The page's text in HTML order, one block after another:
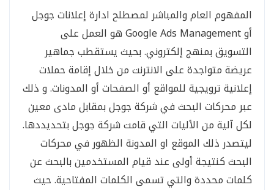
المفهوم العام والمباشر لمصطلح ادارة إعلانات جوجل
أو Google Ads Management هو العمل على
التسويق بمنهج إلكتروني. بحيث يستقطب جماهير
عريضة متواجدة على الانترنت من خلال إقامة حملات
إعلانية ترويجية للمواقع أو الصفحات أو المدونات. و ذلك
عبر محركات البحث في شركة جوجل بمقابل مادى معين
لكل آلية من الأليات التي قامت شركة جوجل بتحديددها.
ليتصدر ذلك الموقع او المدونة الظهور في محركات
البحث كنتيجة أولى عند قيام المستخدمين بالبحث عن
كلمات محددة والتي تسمى الكلمات المفتاحية. حيث